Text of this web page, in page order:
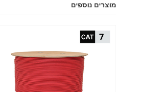
מוצרים נוספים